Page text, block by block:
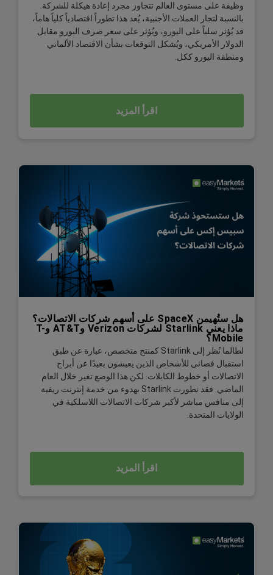
وظيفة على مستوى العالم تتجاوز مجرد إعادة هيكلة للشركة.
بالنسبة لتجار العملات الأجنبية، يُعد هذا تطوراً اقتصادياً كلياً هاماً،
قد يُؤثر سلباً على اليورو، ويُؤثر على سعر صرف اليورو مقابل
الدولار الأمريكي، ويُشكل التوقعات بشأن الاقتصاد الألماني
ومنطقة اليورو ككل.
اقرأ المزيد
هل ستُهيمن SpaceX على أسهم شركات الاتصالات؟
ماذا يعني Starlink لشركات Verizon وAT&T وT-
Mobile؟
لطالما نُظر إلى Starlink كمنتج متخصص، عبارة عن طبق
استقبال فضائي للأشخاص الذين يعيشون بعيدًا عن أبراج
الاتصالات أو خطوط الكابلات. لكن هذا الوضع تغير خلال العام
الماضي. فقد تطورت Starlink بهدوء من خدمة إنترنت ريفية
إلى منافس مباشر لأكبر شركات الاتصالات اللاسلكية في
الولايات المتحدة.
اقرأ المزيد